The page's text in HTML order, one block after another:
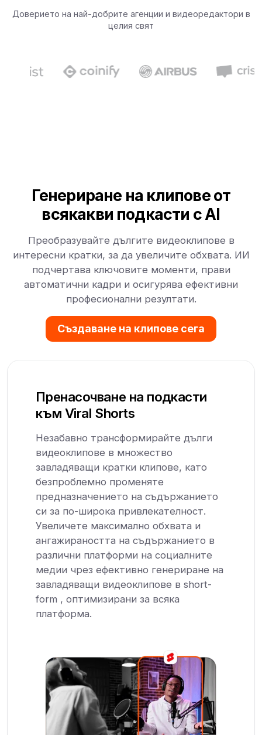
Доверието на най-добрите агенции и видеоредактори в
целия свят
Генериране на клипове от
всякакви подкасти с AI
Преобразувайте дългите видеоклипове в
интересни кратки, за да увеличите обхвата. ИИ
подчертава ключовите моменти, прави
автоматични кадри и осигурява ефективни
професионални резултати.
Създаване на клипове сега
Пренасочване на подкасти
към Viral Shorts
Незабавно трансформирайте дълги
видеоклипове в множество
завладяващи кратки клипове, като
безпроблемно променяте
предназначението на съдържанието
си за по-широка привлекателност.
Увеличете максимално обхвата и
ангажираността на съдържанието в
различни платформи на социалните
медии чрез ефективно генериране на
завладяващи видеоклипове в short-
form , оптимизирани за всяка
платформа.